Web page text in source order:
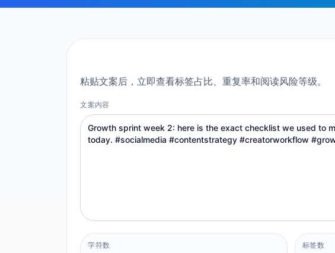
粘贴文案后，立即查看标签占比、重复率和阅读风险等级。
文案内容
字符数 标签数